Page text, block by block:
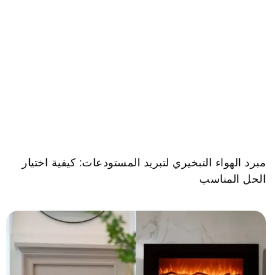
مبرد الهواء التبخيري لتبريد المستودعات: كيفية اختيار
الحل المناسب